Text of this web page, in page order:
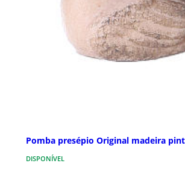
Pomba presépio Original madeira
DISPONÍVEL